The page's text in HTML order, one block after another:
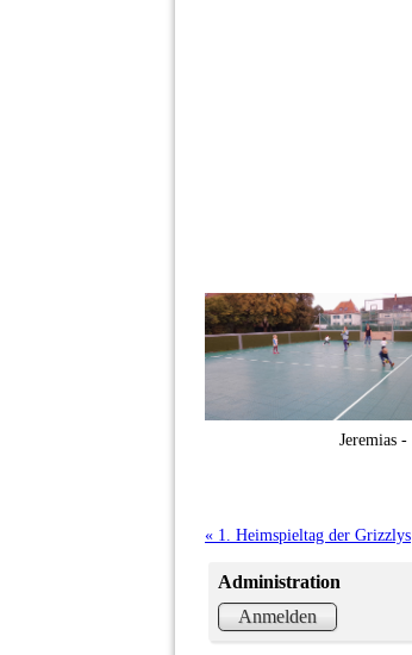
Jeremias
« 1. Heimspieltag der Grizzlys
Administration
Anmelden